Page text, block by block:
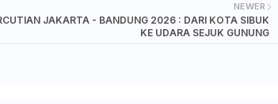
NEWER
JAKARTA - BANDUNG 2026 : DARI KOTA SIBUK
KE UDARA SEJUK GUNUNG